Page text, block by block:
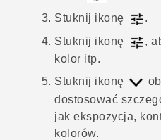
Stuknij ikonę
.
Stuknij ikonę
,
kolor itp.
Stuknij ikonę
dostosować
jak ekspozycja,
kolorów.